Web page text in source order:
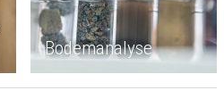
Bodemanalyse